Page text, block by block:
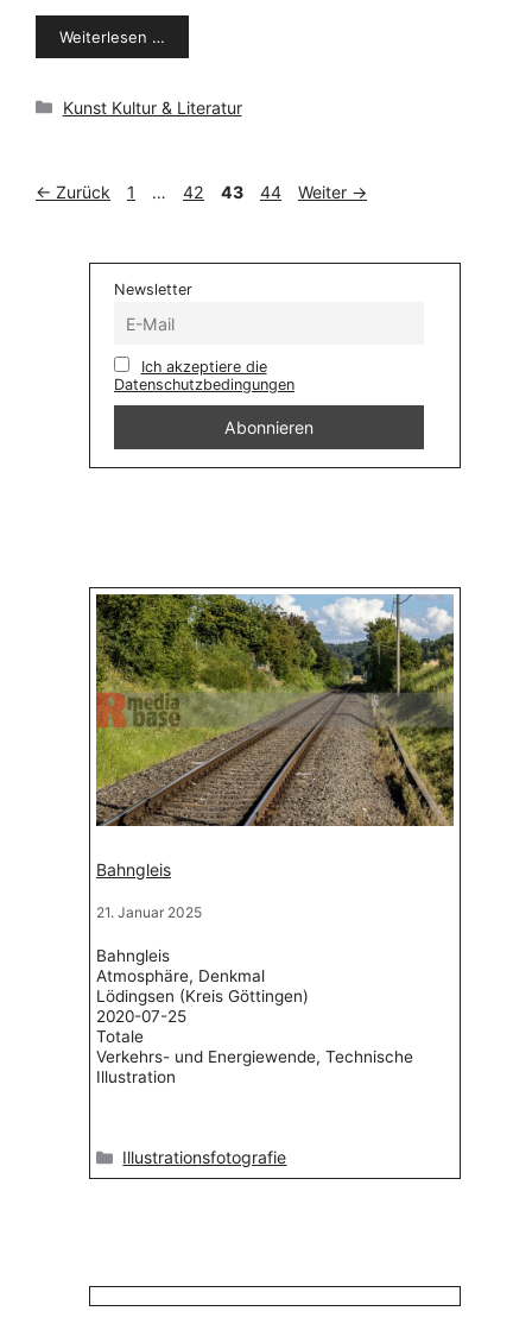
Weiterlesen …
Kategorien
Kunst Kultur & Literatur
← Zurück Seite
1 … Seite
42 Seite
43 Seite
44 Weiter →
Newsletter
Ich akzeptiere die
Datenschutzbedingungen
Bahngleis
21. Januar 2025
Bahngleis
Atmosphäre, Denkmal
Lödingsen (Kreis Göttingen)
2020-07-25
Totale
Verkehrs- und Energiewende, Technische
Illustration
Kategorien
Illustrationsfotografie